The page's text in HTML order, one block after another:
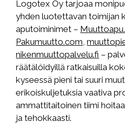
Logotex Oy tarjoaa
yhden luotettavan toimijan
aputoiminimet –
Pakumuutto.com ,
nikenmuuttopalvelu.fi –
räätälöidyillä ratkaisuilla
kyseessä pieni tai suuri
erikoiskuljetuksia vaativa
ammattitaitoinen tiimi
ja tehokkaasti.